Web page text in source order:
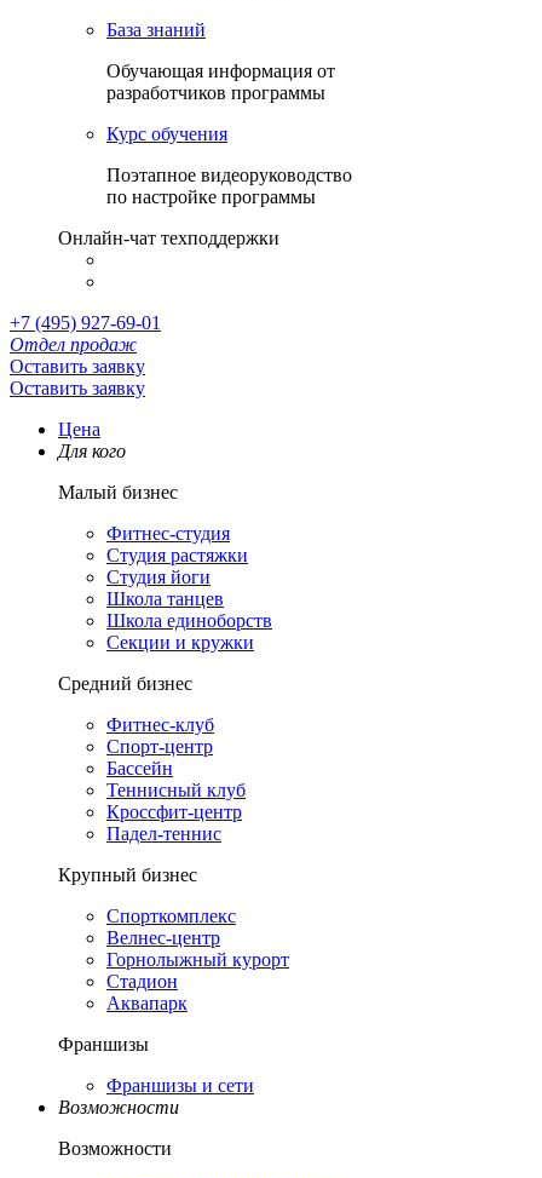
База знаний
Обучающая информация от
разработчиков программы
Курс обучения
Поэтапное видеоруководство
по настройке программы
Онлайн-чат техподдержки
+7 (495) 927-69-01
Отдел продаж
Оставить заявку
Оставить заявку
Цена
Для кого
Малый бизнес
Фитнес-студия
Студия растяжки
Студия йоги
Школа танцев
Школа единоборств
Секции и кружки
Средний бизнес
Фитнес-клуб
Спорт-центр
Бассейн
Теннисный клуб
Кроссфит-центр
Падел-теннис
Крупный бизнес
Спорткомплекс
Велнес-центр
Горнолыжный курорт
Стадион
Аквапарк
Франшизы
Франшизы и сети
Возможности
Возможности